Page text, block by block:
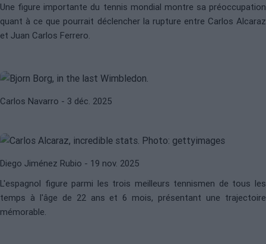
Une figure importante du tennis mondial montre sa préoccupation
quant à ce que pourrait déclencher la rupture entre Carlos Alcaraz
et Juan Carlos Ferrero.
BJÖRN BORGAUTOBIOGRAFÍA
Le grand regret de Borg : "Avoir
Carlos Navarro - 3 déc. 2025
Alcaraz et les données qui le
meilleur joueur de tennis de
Diego Jiménez Rubio - 19 nov. 2025
L'espagnol figure parmi les trois meilleurs tennismen de tous les
temps à l'âge de 22 ans et 6 mois, présentant une trajectoire
mémorable.
ATP NOVAK DJOKOVIC